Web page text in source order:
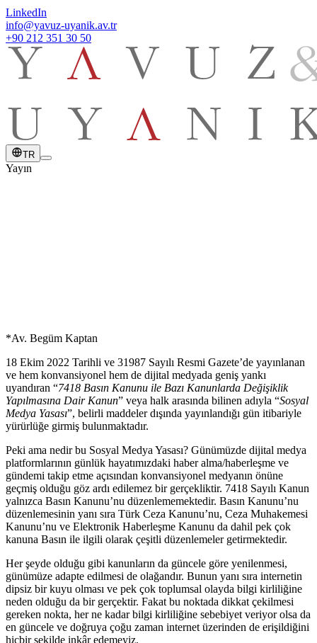
LinkedIn
info@yavuz-uyanik.av.tr
+90 212 351 30 50
TR
Yayın
*Av. Begüm Kaptan
18 Ekim 2022 Tarihli ve 31987 Sayılı Resmi Gazete’de yayınlanan
ve hem konvansiyonel hem de dijital medyada geniş yankı
uyandıran “7418 Basın Kanunu ile Bazı Kanunlarda Değişiklik
Yapılmasına Dair Kanun” veya halk arasında bilinen adıyla “Sosyal
Medya Yasası”, belirli maddeler dışında yayınlandığı gün itibariyle
yürürlüğe girmiş bulunmaktadır.
Peki ama nedir bu Sosyal Medya Yasası? Günümüzde dijital medya
platformlarının günlük hayatımızdaki haber alma/haberleşme ve
gündemi takip etme açısından konvansiyonel medyanın önüne
geçmiş olduğu göz ardı edilemez bir gerçekliktir. 7418 Sayılı Kanun
yalnızca Basın Kanunu’nu düzenlememektedir. Basın Kanunu’nu
düzenlemesinin yanı sıra Türk Ceza Kanunu’nu, Ceza Muhakemesi
Kanunu’nu ve Elektronik Haberleşme Kanunu da dahil pek çok
kanuna Basın ile ilgili olarak çeşitli düzenlemeler getirmektedir.
Her şeyde olduğu gibi kanunların da güncele göre yenilenmesi,
günümüze adapte edilmesi de olağandır. Bunun yanı sıra internetin
dipsiz bir kuyu olması ve pek çok toplumsal olayda bilgi kirliliğine
neden olduğu da bir gerçektir. Fakat bu noktada dikkat çekilmesi
gereken nokta, her ne kadar bilgi kirliliğine sebebiyet veriyor olsa da
en güncele ve doğruya çoğu zaman internet üzerinden de erişildiğini
hiçbir şekilde inkâr edemeyiz.